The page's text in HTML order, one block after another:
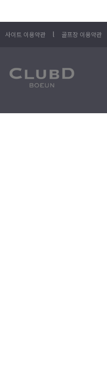
사이트 이용약관 l 골프장 이용약관